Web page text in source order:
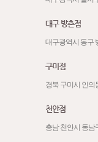
대구 방촌점
대구광역시 동구
구미점
경북 구미시 인의
천안점
충남 천안시 동남